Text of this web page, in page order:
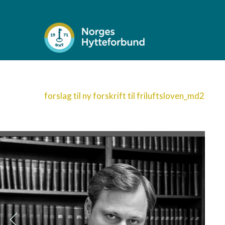
forslag til ny forskrift til friluftsloven_md2